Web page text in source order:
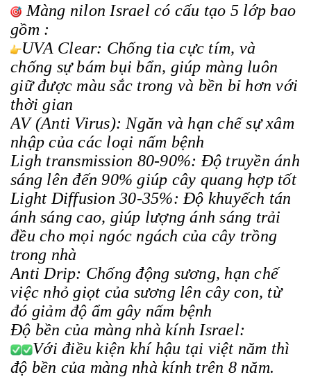
Màng nilon Israel có cấu tạo 5 lớp bao
gồm :
UVA Clear: Chống tia cực tím, và
chống sự bám bụi bẩn, giúp màng luôn
giữ được màu sắc trong và bền bỉ hơn với
thời gian
AV (Anti Virus): Ngăn và hạn chế sự xâm
nhập của các loại nấm bệnh
Ligh transmission 80-90%: Độ truyền ánh
sáng lên đến 90% giúp cây quang hợp tốt
Light Diffusion 30-35%: Độ khuyếch tán
ánh sáng cao, giúp lượng ánh sáng trải
đều cho mọi ngóc ngách của cây trồng
trong nhà
Anti Drip: Chống động sương, hạn chế
việc nhỏ giọt của sương lên cây con, từ
đó giảm độ ẩm gây nấm bệnh
Độ bền của màng nhà kính Israel:
Với điều kiện khí hậu tại việt năm thì
độ bền của màng nhà kính trên 8 năm.